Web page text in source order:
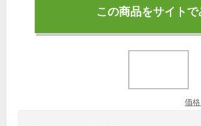
この商品をサイトで
価